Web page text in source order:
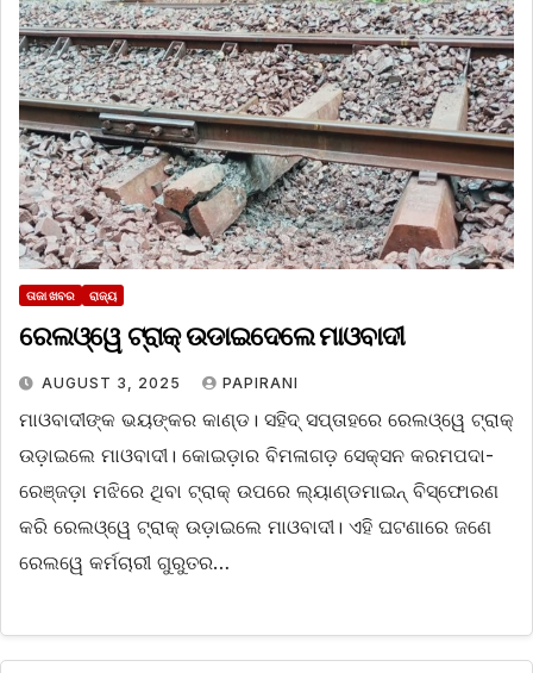
ତାଜା ଖବର ରାଜ୍ୟ
ରେଲଓ୍ୱେ ଟ୍ରାକ୍ ଉଡାଇଦେଲେ ମାଓବାଦୀ
AUGUST 3, 2025 PAPIRANI
ମାଓବାଦୀଙ୍କ ଭୟଙ୍କର କାଣ୍ଡ। ସହିଦ୍ ସପ୍ତାହରେ ରେଲଓ୍ୱେ ଟ୍ରାକ୍
ଉଡ଼ାଇଲେ ମାଓବାଦୀ। କୋଇଡ଼ାର ବିମଳାଗଡ଼ ସେକ୍ସନ କରମପଦା-
ରେଞ୍ଜଡ଼ା ମଝିରେ ଥିବା ଟ୍ରାକ୍ ଉପରେ ଲ୍ୟାଣ୍ଡମାଇନ୍ ବିସ୍ଫୋରଣ
କରି ରେଲଓ୍ୱେ ଟ୍ରାକ୍ ଉଡ଼ାଇଲେ ମାଓବାଦୀ। ଏହି ଘଟଣାରେ ଜଣେ
ରେଲୱେ କର୍ମଚାରୀ ଗୁରୁତର…